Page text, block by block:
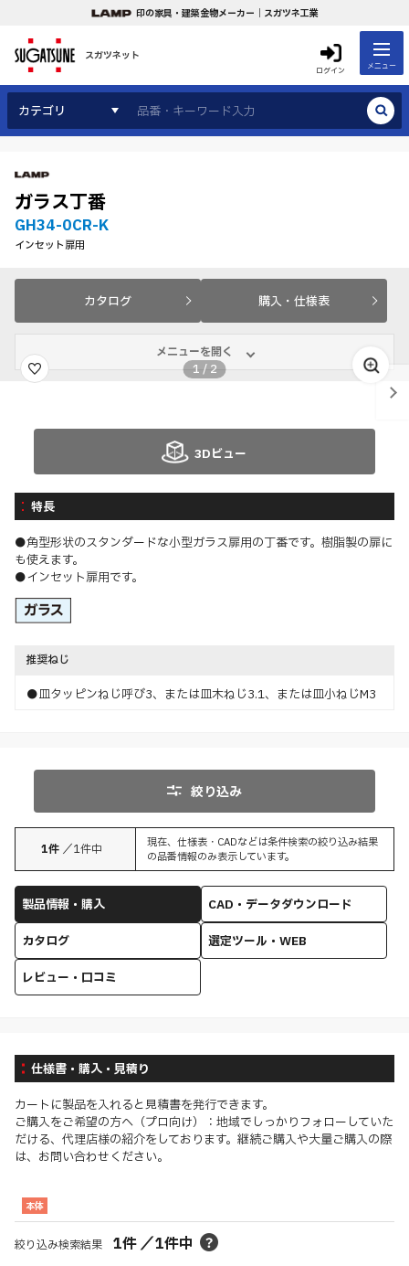
印の家具・建築金物メーカー｜スガツネ工業
スガツネット
ログイン メニュー
カテゴリ
ガラス丁番
GH34-0CR-K
インセット扉用
カタログ 購入・仕様表
メニューを開く
1 / 2
3Dビュー
特長
●角型形状のスタンダードな小型ガラス扉用の丁番です。樹脂製の扉に
も使えます。
●インセット扉用です。
推奨ねじ
●皿タッピンねじ呼び3、または皿木ねじ3.1、または皿小ねじM3
絞り込み
1件 ／1件中
現在、仕様表・CADなどは条件検索の絞り込み結果
の品番情報のみ表示しています。
製品情報・購入
CAD・データダウンロード
カタログ
選定ツール・WEB
レビュー・口コミ
仕様書・購入・見積り
カートに製品を入れると見積書を発行できます。
ご購入をご希望の方へ（プロ向け）：地域でしっかりフォローしていた
だける、代理店様の紹介をしております。継続ご購入や大量ご購入の際
は、お問い合わせください。
本体
絞り込み検索結果 1件／1件中